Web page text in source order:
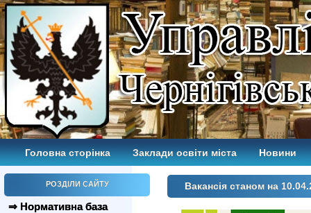
Головна сторінка Заклади освіти міста Новини
РОЗДІЛИ САЙТУ
⇒ Нормативна база
Вакансія станом на